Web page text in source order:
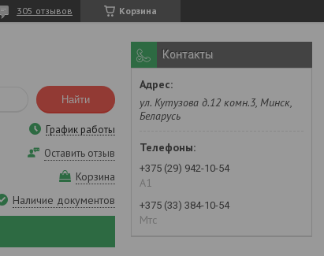
Корзина
305 отзывов
Найти
График работы
Оставить отзыв
Корзина
Наличие документов
Контакты
ул. Кутузова д.12 комн.3, Минск,
Беларусь
+375 (29) 942-10-54
А1
+375 (33) 384-10-54
Мтс